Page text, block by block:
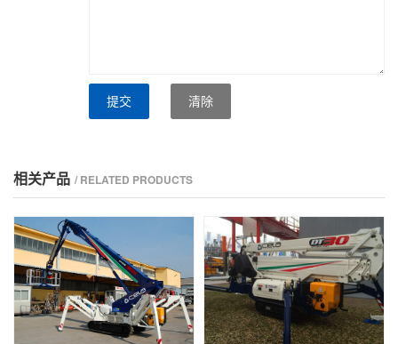
提交 清除
相关产品 / RELATED PRODUCTS